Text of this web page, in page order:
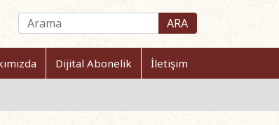
ARA
Dijital Abonelik İletişim